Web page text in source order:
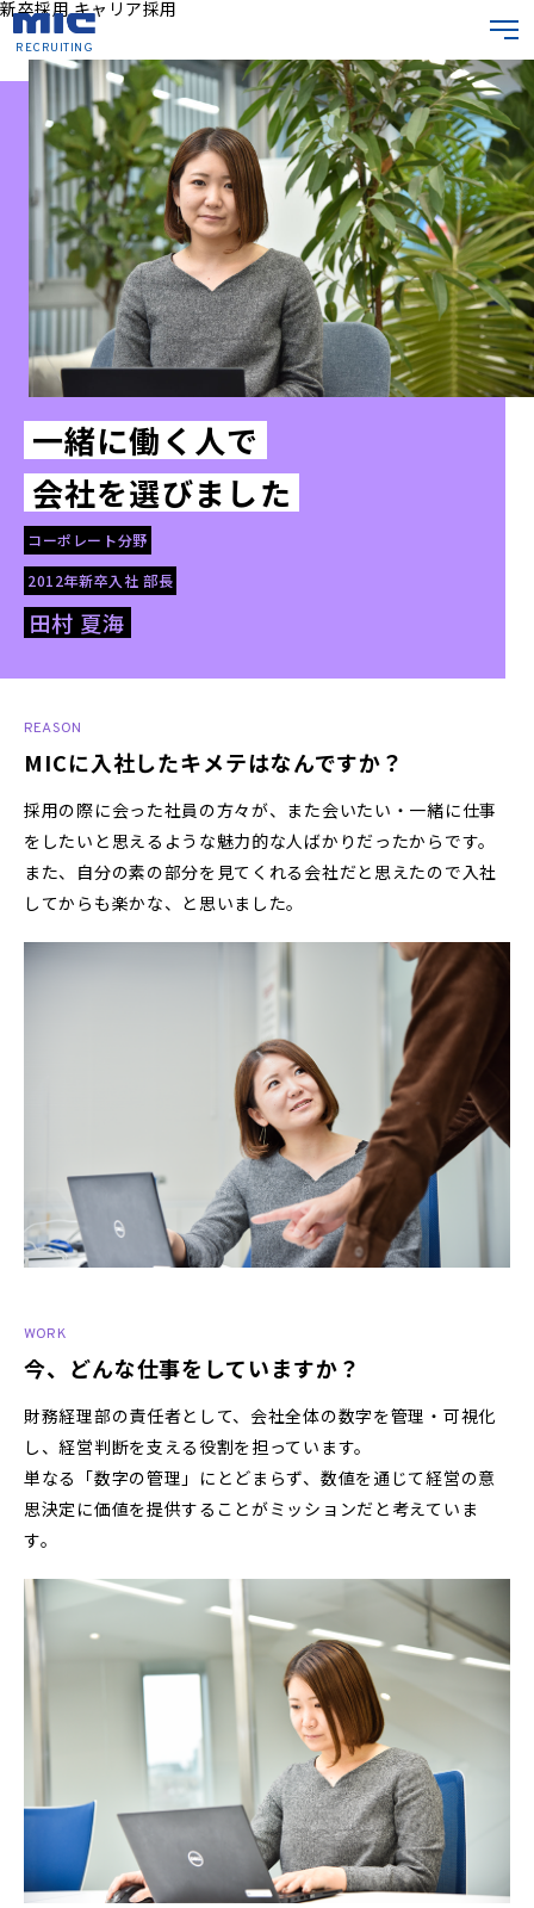
RECRUITING
新卒採用キャリア採用
一緒に働く人で
会社を選びました
コーポレート分野
2012年新卒入社 部長
田村 夏海
REASON
MICに入社したキメテはなんですか？
採用の際に会った社員の方々が、また会いたい・一緒に仕事
をしたいと思えるような魅力的な人ばかりだったからです。
また、自分の素の部分を見てくれる会社だと思えたので入社
してからも楽かな、と思いました。
WORK
今、どんな仕事をしていますか？
財務経理部の責任者として、会社全体の数字を管理・可視化
し、経営判断を支える役割を担っています。
単なる「数字の管理」にとどまらず、数値を通じて経営の意
思決定に価値を提供することがミッションだと考えていま
す。